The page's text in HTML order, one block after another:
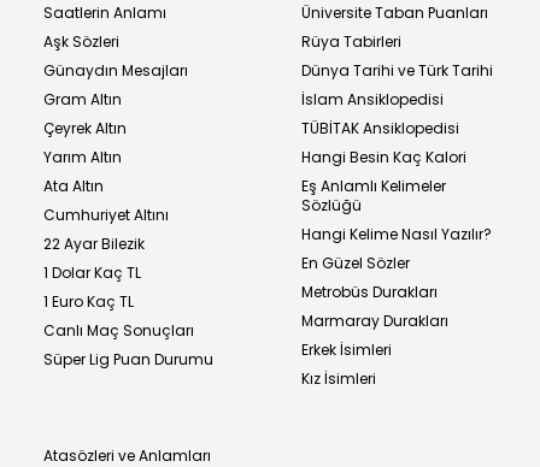
Saatlerin Anlamı
Aşk Sözleri
Günaydın Mesajları
Gram Altın
Çeyrek Altın
Yarım Altın
Ata Altın
Cumhuriyet Altını
22 Ayar Bilezik
1 Dolar Kaç TL
1 Euro Kaç TL
Canlı Maç Sonuçları
Süper Lig Puan Durumu
Üniversite Taban Puanları
Rüya Tabirleri
Dünya Tarihi ve Türk Tarihi
İslam Ansiklopedisi
TÜBİTAK Ansiklopedisi
Hangi Besin Kaç Kalori
Eş Anlamlı Kelimeler
Sözlüğü
Hangi Kelime Nasıl Yazılır?
En Güzel Sözler
Metrobüs Durakları
Marmaray Durakları
Erkek İsimleri
Kız İsimleri
Atasözleri ve Anlamları